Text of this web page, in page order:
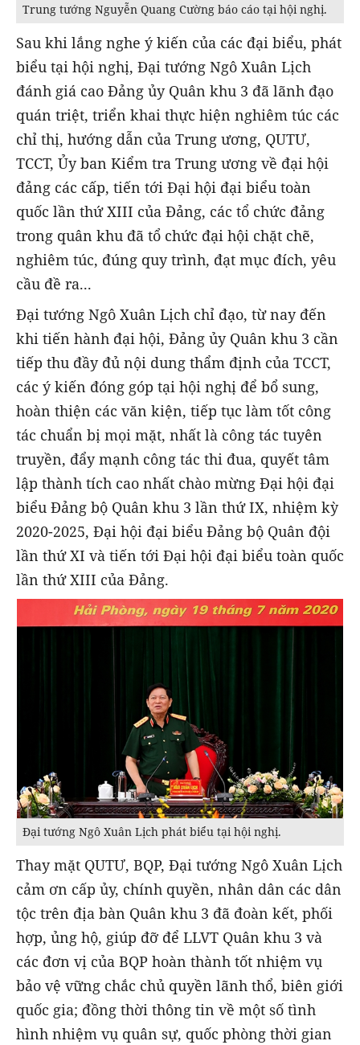
Trung tướng Nguyễn Quang Cường báo cáo tại hội nghị.
Sau khi lắng nghe ý kiến của các đại biểu, phát
biểu tại hội nghị, Đại tướng Ngô Xuân Lịch
đánh giá cao Đảng ủy Quân khu 3 đã lãnh đạo
quán triệt, triển khai thực hiện nghiêm túc các
chỉ thị, hướng dẫn của Trung ương, QUTƯ,
TCCT, Ủy ban Kiểm tra Trung ương về đại hội
đảng các cấp, tiến tới Đại hội đại biểu toàn
quốc lần thứ XIII của Đảng, các tổ chức đảng
trong quân khu đã tổ chức đại hội chặt chẽ,
nghiêm túc, đúng quy trình, đạt mục đích, yêu
cầu đề ra...
Đại tướng Ngô Xuân Lịch chỉ đạo, từ nay đến
khi tiến hành đại hội, Đảng ủy Quân khu 3 cần
tiếp thu đầy đủ nội dung thẩm định của TCCT,
các ý kiến đóng góp tại hội nghị để bổ sung,
hoàn thiện các văn kiện, tiếp tục làm tốt công
tác chuẩn bị mọi mặt, nhất là công tác tuyên
truyền, đẩy mạnh công tác thi đua, quyết tâm
lập thành tích cao nhất chào mừng Đại hội đại
biểu Đảng bộ Quân khu 3 lần thứ IX, nhiệm kỳ
2020-2025, Đại hội đại biểu Đảng bộ Quân đội
lần thứ XI và tiến tới Đại hội đại biểu toàn quốc
lần thứ XIII của Đảng.
Đại tướng Ngô Xuân Lịch phát biểu tại hội nghị.
Thay mặt QUTƯ, BQP, Đại tướng Ngô Xuân Lịch
cảm ơn cấp ủy, chính quyền, nhân dân các dân
tộc trên địa bàn Quân khu 3 đã đoàn kết, phối
hợp, ủng hộ, giúp đỡ để LLVT Quân khu 3 và
các đơn vị của BQP hoàn thành tốt nhiệm vụ
bảo vệ vững chắc chủ quyền lãnh thổ, biên giới
quốc gia; đồng thời thông tin về một số tình
hình nhiệm vụ quân sự, quốc phòng thời gian